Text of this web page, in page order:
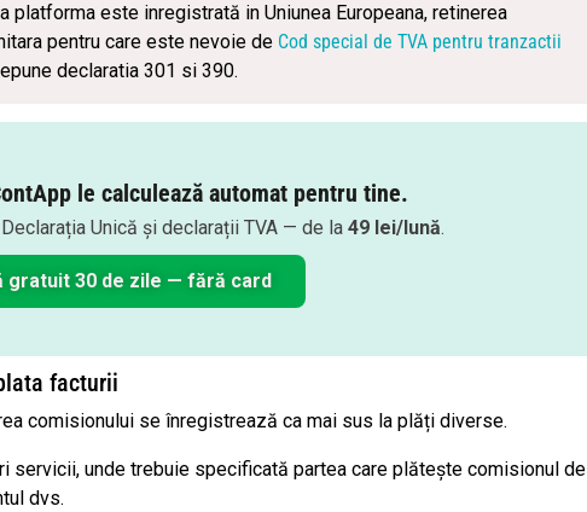
platforma este inregistrată in Uniunea Europeana, retinerea
pentru care este nevoie de Cod special de TVA pentru tranzactii
declaratia 301 si 390.
le calculează automat pentru tine.
Unică și declarații TVA — de la 49 lei/lună.
gratuit 30 de zile — fără card
facturii
comisionului se înregistrează ca mai sus la plăți diverse.
servicii, unde trebuie specificată partea care plătește comisionul de
dvs.